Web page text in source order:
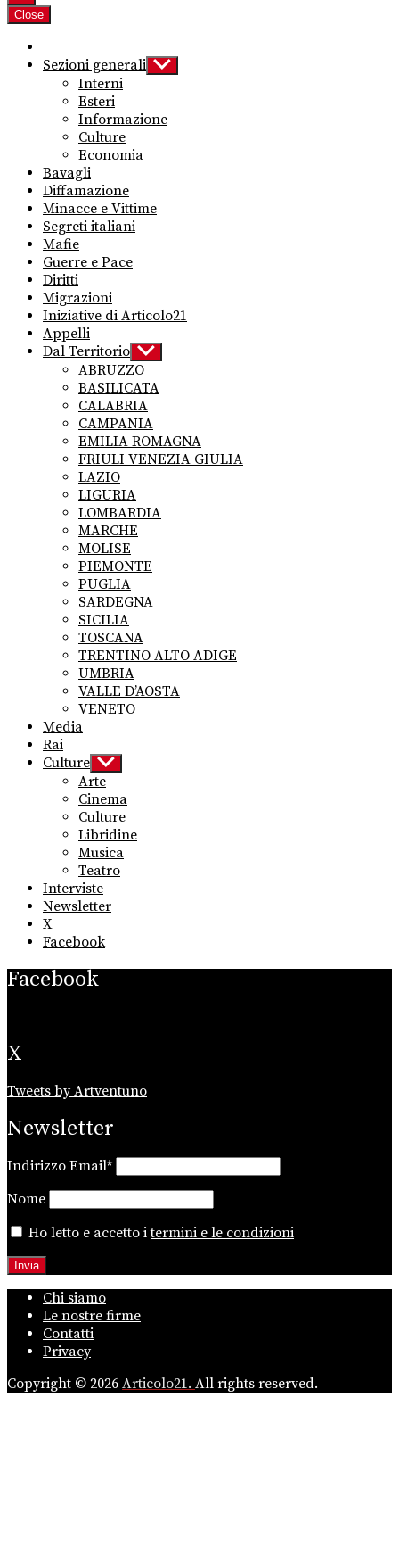
Close
Sezioni generali Show
sub
Interni
Esteri
Informazione
Culture
Economia
Bavagli
Diffamazione
Minacce e Vittime
Segreti italiani
Mafie
Guerre e Pace
Diritti
Migrazioni
Iniziative di Articolo21
Appelli
Dal Territorio Show
sub
menu
ABRUZZO
BASILICATA
CALABRIA
CAMPANIA
EMILIA ROMAGNA
FRIULI VENEZIA GIULIA
LAZIO
LIGURIA
LOMBARDIA
MARCHE
MOLISE
PIEMONTE
PUGLIA
SARDEGNA
SICILIA
TOSCANA
TRENTINO ALTO ADIGE
UMBRIA
VALLE D’AOSTA
VENETO
Media
Rai
Culture Show
sub
menu
Arte
Cinema
Culture
Libridine
Musica
Teatro
Interviste
Newsletter
X
Facebook
Facebook
X
Tweets by Artventuno
Newsletter
Indirizzo Email*
Nome
Ho letto e accetto itermini e le condizioni
Chi siamo
Le nostre firme
Contatti
Privacy
Copyright © 2026 Articolo21. All rights reserved.